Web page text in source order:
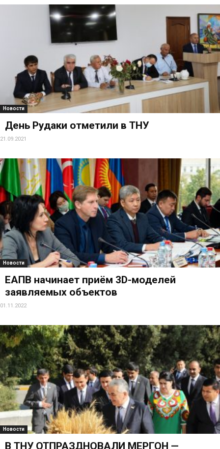
Новости
День Рудаки отметили в ТНУ
21.09.2021
Новости
ЕАПВ начинает приём 3D-моделей
заявляемых объектов
01.11.2022
Новости
В ТНУ ОТПРАЗДНОВАЛИ МЕҲРГОН —